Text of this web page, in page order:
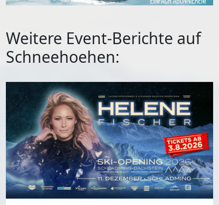
Weitere Event-Berichte auf
Schneehoehen: